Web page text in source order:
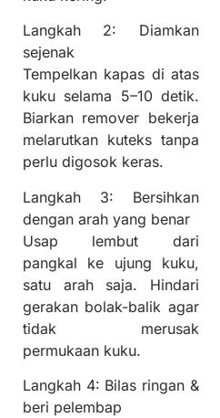
Langkah 2: Diamkan
sejenak
Tempelkan kapas di atas
kuku selama 5–10 detik.
Biarkan remover bekerja
melarutkan kuteks tanpa
perlu digosok keras.
Langkah 3: Bersihkan
dengan arah yang benar
Usap lembut dari
pangkal ke ujung kuku,
satu arah saja. Hindari
gerakan bolak-balik agar
tidak merusak
permukaan kuku.
Langkah 4: Bilas ringan &
beri pelembap